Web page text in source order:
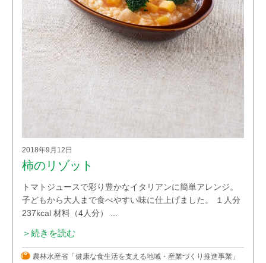
2018年9月12日
柿のリゾット
トマトジュースで彩り豊かなイタリアンに簡単アレンジ。
子どもから大人まで食べやすい味に仕上げました。 １人分
237kcal 材料（4人分） ...
＞続きを読む
農林水産省「健康な食生活を支える地域・産業づくり推進事業」